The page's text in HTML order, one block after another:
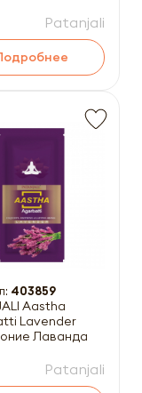
Patanjali
15г
403859
Aastha
Lavender
Лаванда
Patanjali